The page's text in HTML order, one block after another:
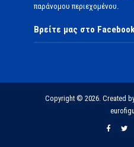
παράνομου περιεχομένου.
Βρείτε μας στο
Copyright © 2026. Created